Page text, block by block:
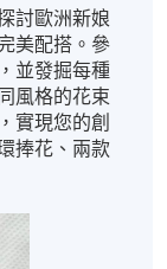
討歐洲新娘
美配搭。參
並發掘每種
風格的花束
實現您的創
捧花、兩款